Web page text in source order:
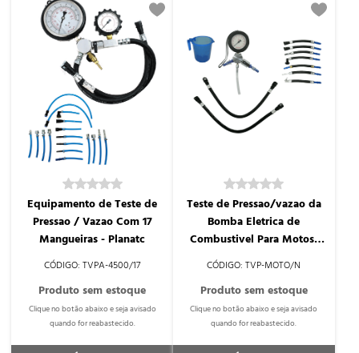
TVPA-4500/17
Equipamento de Teste de
Pressao / Vazao Com 17
Mangueiras - Planatc
TVP-MOTO/N
Teste de Pressao/vazao da
Bomba Eletrica de
Combustivel Para Motos:
Honda, Suzuki e Yamaha -
Tvp-mot